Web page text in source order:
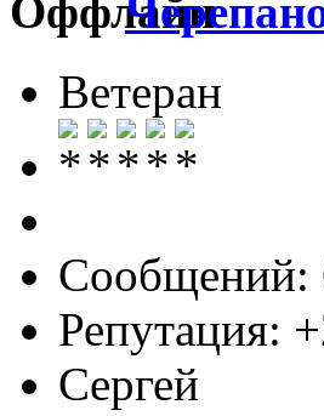
Ветеран
Сообщений:
Репутация:
Сергей